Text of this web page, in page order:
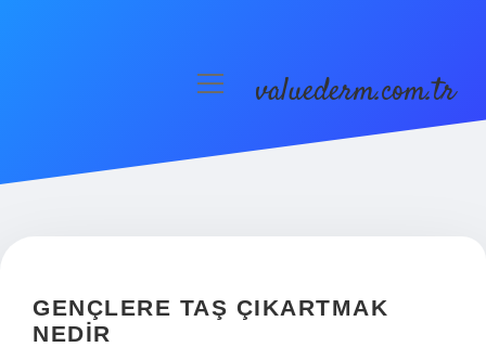
menüyüvaluederm.com.tr
GENÇLERE TAŞ ÇIKARTMAK
NEDIR